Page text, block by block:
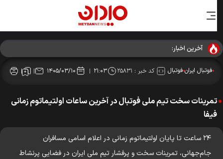
آخرین اخبار:
فوتبال ایرانفوتبال کد خبر : ۲۵۸۳۱ ۲۱:۰۳ ۱۴۰۵/۰۳/۱۰
تمرینات سخت تیم ملی فوتبال در آخرین ساعات اولتیماتوم زمانی
فیفا
۲۴ ساعت تا پایان اولتیماتوم زمانی در اعلام اسامی مسافران
جام‌جهانی، تمرینات سخت و پرفشار تیم ملی ایران در فضایی پرنشاط